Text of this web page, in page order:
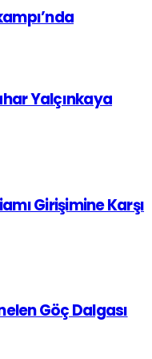
Yalçınkaya
Girişimine Karşı
Göç Dalgası